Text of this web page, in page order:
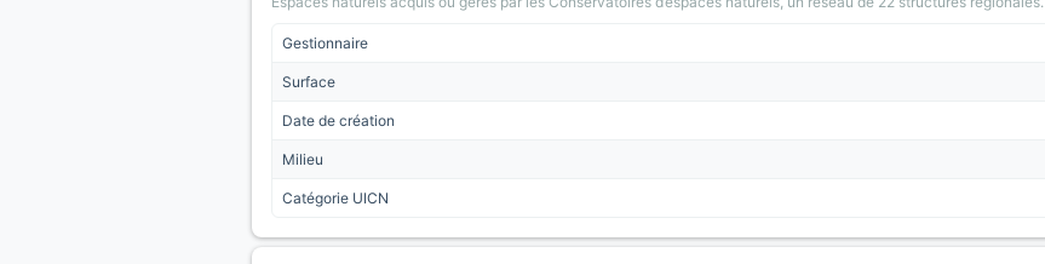
Gestionnaire
Surface
Date de création
Milieu
Catégorie UICN